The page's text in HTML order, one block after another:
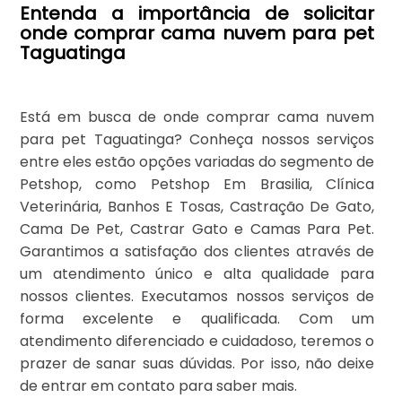
Entenda a importância de solicitar
onde comprar cama nuvem para pet
Taguatinga
Está em busca de onde comprar cama nuvem
para pet Taguatinga? Conheça nossos serviços
entre eles estão opções variadas do segmento de
Petshop, como Petshop Em Brasilia, Clínica
Veterinária, Banhos E Tosas, Castração De Gato,
Cama De Pet, Castrar Gato e Camas Para Pet.
Garantimos a satisfação dos clientes através de
um atendimento único e alta qualidade para
nossos clientes. Executamos nossos serviços de
forma excelente e qualificada. Com um
atendimento diferenciado e cuidadoso, teremos o
prazer de sanar suas dúvidas. Por isso, não deixe
de entrar em contato para saber mais.